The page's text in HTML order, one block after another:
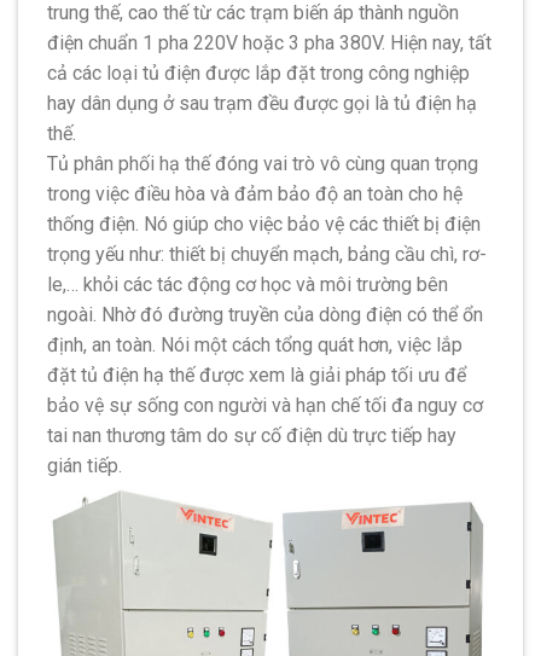
trung thế, cao thế từ các trạm biến áp thành nguồn
điện chuẩn 1 pha 220V hoặc 3 pha 380V. Hiện nay, tất
cả các loại tủ điện được lắp đặt trong công nghiệp
hay dân dụng ở sau trạm đều được gọi là tủ điện hạ
thế.
Tủ phân phối hạ thế đóng vai trò vô cùng quan trọng
trong việc điều hòa và đảm bảo độ an toàn cho hệ
thống điện. Nó giúp cho việc bảo vệ các thiết bị điện
trọng yếu như: thiết bị chuyển mạch, bảng cầu chì, rơ-
le,… khỏi các tác động cơ học và môi trường bên
ngoài. Nhờ đó đường truyền của dòng điện có thể ổn
định, an toàn. Nói một cách tổng quát hơn, việc lắp
đặt tủ điện hạ thế được xem là giải pháp tối ưu để
bảo vệ sự sống con người và hạn chế tối đa nguy cơ
tai nan thương tâm do sự cố điện dù trực tiếp hay
gián tiếp.